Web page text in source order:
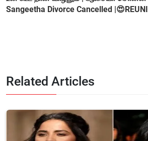
Sangeetha Divorce Cancelled
Related Articles